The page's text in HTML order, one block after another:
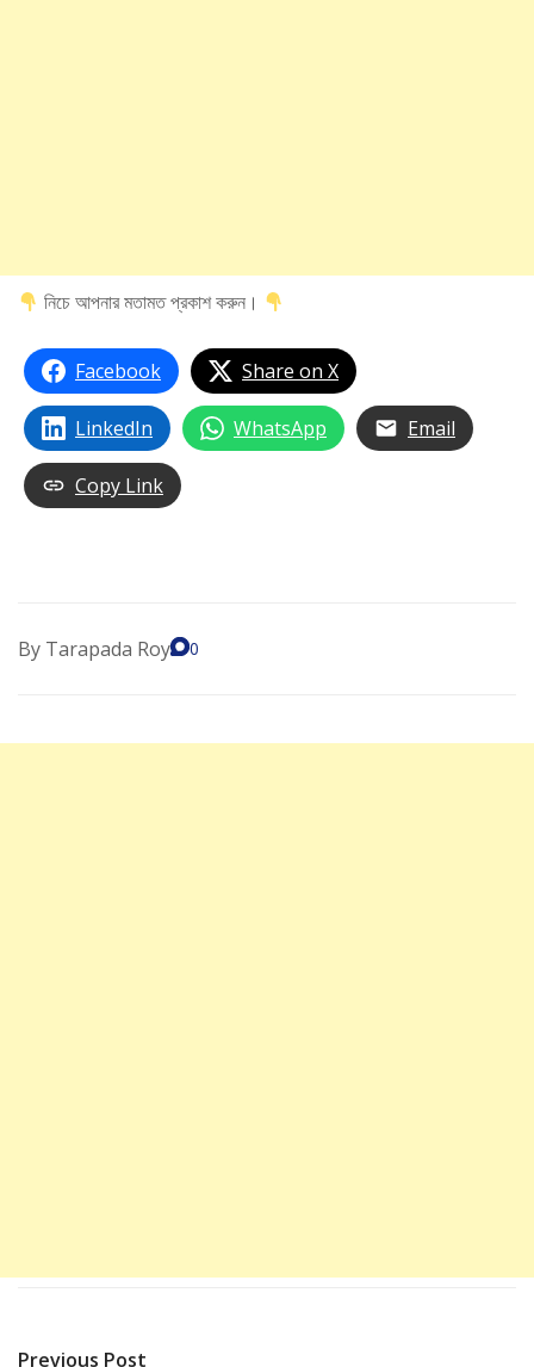
নিচে আপনার মতামত প্রকাশ করুন।
Facebook Share on X
LinkedIn WhatsApp Email
Copy Link
By Tarapada Roy 0
Previous Post